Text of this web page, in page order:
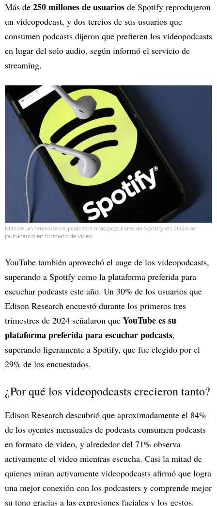
Más de 250 millones de usuarios de Spotify reprodujeron
un videopodcast, y dos tercios de sus usuarios que
consumen podcasts dijeron que prefieren los videopodcasts
en lugar del solo audio, según informó el servicio de
streaming.
Más de un tercio de los podcasts más populares de Spotify en 2024 se
publicaron en formato de video.
YouTube también aprovechó el auge de los videopodcasts,
superando a Spotify como la plataforma preferida para
escuchar podcasts este año. Un 30% de los usuarios que
Edison Research encuestó durante los primeros tres
trimestres de 2024 señalaron que YouTube es su
plataforma preferida para escuchar podcasts,
superando ligeramente a Spotify, que fue elegido por el
29% de los encuestados.
¿Por qué los videopodcasts crecieron tanto?
Edison Research descubrió que aproximadamente el 84%
de los oyentes mensuales de podcasts consumen podcasts
en formato de video, y alrededor del 71% observa
activamente el video mientras escucha. Casi la mitad de
quienes miran activamente videopodcasts afirmó que logra
una mejor conexión con los podcasters y comprende mejor
su tono gracias a las expresiones faciales y los gestos.